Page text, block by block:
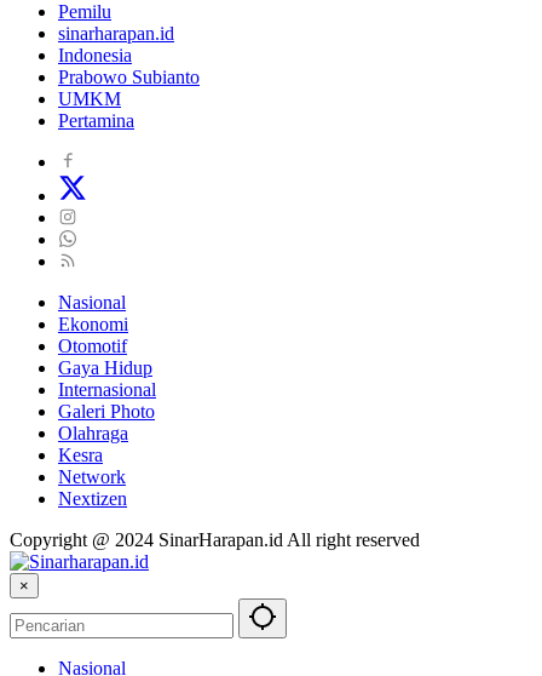
Pemilu
sinarharapan.id
Indonesia
Prabowo Subianto
UMKM
Pertamina
Nasional
Ekonomi
Otomotif
Gaya Hidup
Internasional
Galeri Photo
Olahraga
Kesra
Network
Nextizen
Copyright @ 2024 SinarHarapan.id All right reserved
×
Nasional